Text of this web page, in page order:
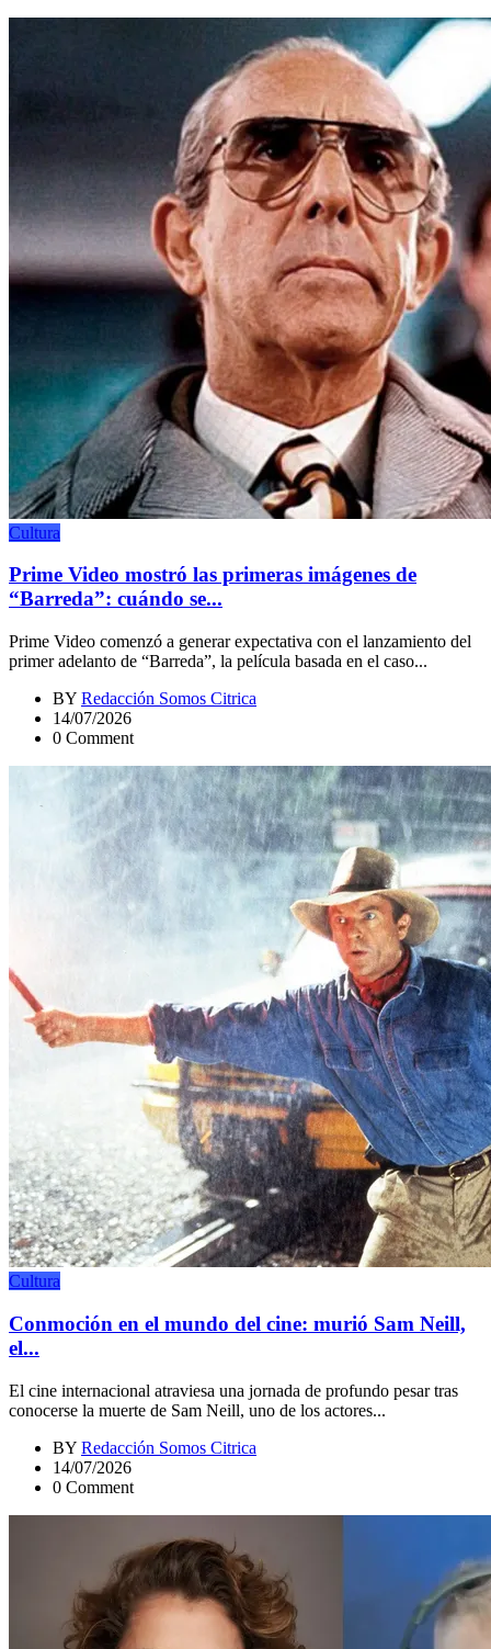
Cultura
Prime Video mostró las primeras imágenes de
“Barreda”: cuándo se...
Prime Video comenzó a generar expectativa con el lanzamiento del
primer adelanto de “Barreda”, la película basada en el caso...
BY Redacción Somos Citrica
14/07/2026
0 Comment
Cultura
Conmoción en el mundo del cine: murió Sam Neill,
el...
El cine internacional atraviesa una jornada de profundo pesar tras
conocerse la muerte de Sam Neill, uno de los actores...
BY Redacción Somos Citrica
14/07/2026
0 Comment